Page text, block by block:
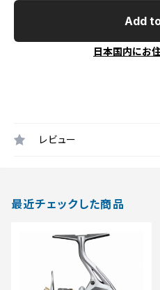
Add
日本国内にお
レビュー
最近チェックした商品